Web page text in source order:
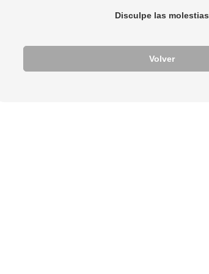
Disculpe las molestias
Volver